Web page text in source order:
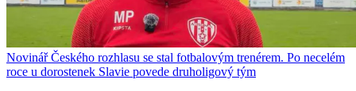
Novinář Českého rozhlasu se stal fotbalovým trenérem. Po necelém
roce u dorostenek Slavie povede druholigový tým